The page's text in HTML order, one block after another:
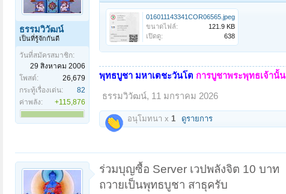
ธรรมวิวัฒน์
เป็นที่รู้จักกันดี
วันที่สมัครสมาชิก:
29 สิงหาคม 2006
โพสต์:
26,679
กระทู้เรื่องเด่น:
82
ค่าพลัง:
+115,876
016011143341COR06565.jpeg
ขนาดไฟล์:
121.9 KB
เปิดดู:
638
พุทธบูชา มหาเตชะวันโต การบูชาพระพุทธเจ้านั้น
ธรรมวิวัฒน์, 11 มกราคม 2026
อนุโมทนา x 1 ดูรายการ
ร่วมบุญซื้อ Server เวปพลังจิต 10 บาท
ถวายเป็นพุทธบูชา สาธุครับ